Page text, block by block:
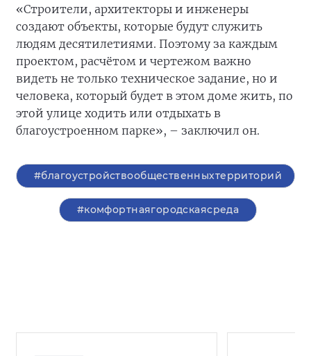
«Строители, архитекторы и инженеры
создают объекты, которые будут служить
людям десятилетиями. Поэтому за каждым
проектом, расчётом и чертежом важно
видеть не только техническое задание, но и
человека, который будет в этом доме жить, по
этой улице ходить или отдыхать в
благоустроенном парке», – заключил он.
#благоустройствообщественныхтерриторий
#комфортнаягородскаясреда